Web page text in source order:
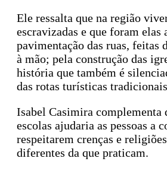
Ele ressalta que na região
escravizadas e que foram elas
pavimentação das ruas, feitas
à mão; pela construção das
história que também é
das rotas turísticas
Isabel Casimira complementa
escolas ajudaria as pessoas a
respeitarem crenças e
diferentes da que praticam.